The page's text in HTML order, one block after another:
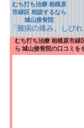
むち打ち治療 相模原
市緑区 相談するなら
城山接骨院
「難病の痛み、しび
むち打ち治療 相模原市緑
ら 城山接骨院の口コミを